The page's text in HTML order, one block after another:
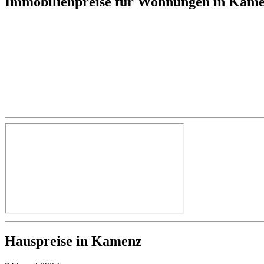
Hauspreise in Kamenz